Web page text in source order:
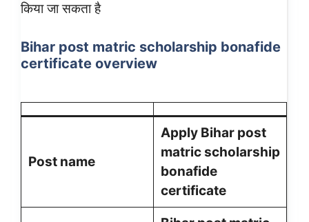
किया जा सकता है
Bihar post matric scholarship bonafide
certificate overview
Post name
Apply Bihar post
matric scholarship
bonafide
certificate